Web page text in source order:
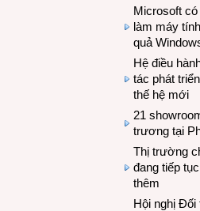
Microsoft
làm máy
quả
Hệ điều
tác phát
thế hệ mới
21
trương tại
Thị trường
đang tiếp
thêm
Hội nghị Đối